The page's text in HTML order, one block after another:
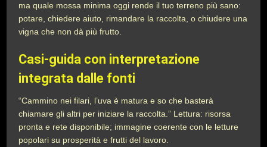
ma quale mossa minima oggi rende il tuo terreno più sano:
potare, chiedere aiuto, rimandare la raccolta, o chiudere una
vigna che non dà più frutto.
Casi-guida con interpretazione
integrata dalle fonti
“Cammino nei filari, l’uva è matura e so che basterà
chiamare gli altri per iniziare la raccolta.” Lettura: risorsa
pronta e rete disponibile; immagine coerente con le letture
popolari su prosperità e frutti del lavoro.